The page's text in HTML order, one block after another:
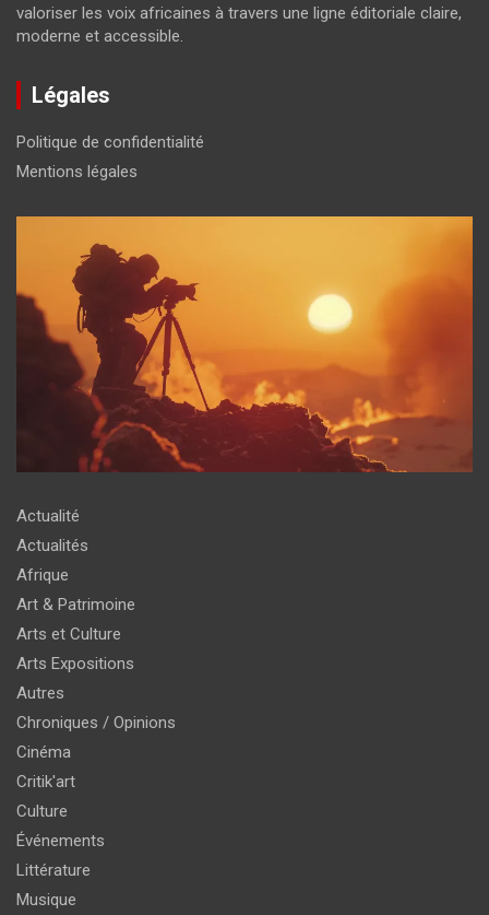
valoriser les voix africaines à travers une ligne éditoriale claire,
moderne et accessible.
Légales
Politique de confidentialité
Mentions légales
Actualité
Actualités
Afrique
Art & Patrimoine
Arts et Culture
Arts Expositions
Autres
Chroniques / Opinions
Cinéma
Critik'art
Culture
Événements
Littérature
Musique